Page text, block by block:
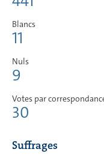
Blancs
11
Nuls
9
Votes par
30
Suffrages